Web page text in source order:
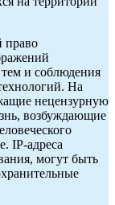
право
и соблюдения
На
нецензурную
возбуждающие
IP-адреса
могут быть